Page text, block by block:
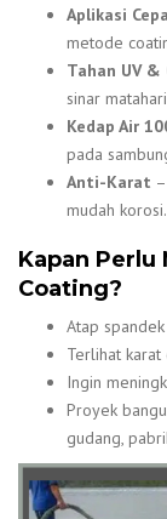
Aplikasi
metode
Tahan UV &
sinar
Kedap Air
pada
Anti-Karat
mudah korosi.
Kapan Perlu
Coating?
Atap
Terlihat
Ingin
Proyek
gudang,